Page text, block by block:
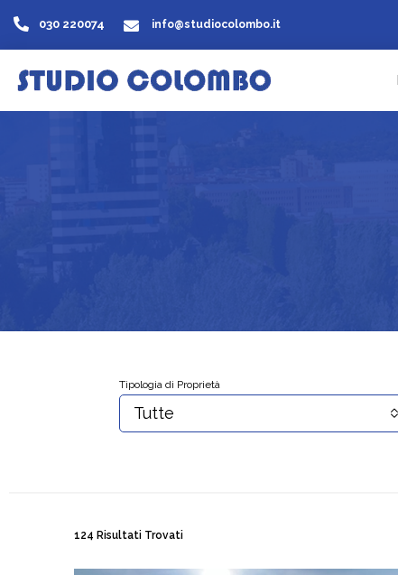
030 220074 info@studiocolombo.it
Tipologia di Proprietà
Tutte
124 Risultati Trovati